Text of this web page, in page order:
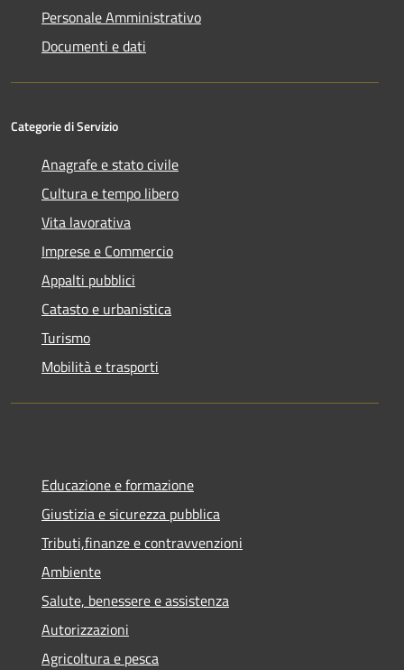
Personale Amministrativo
Documenti e dati
Categorie di Servizio
Anagrafe e stato civile
Cultura e tempo libero
Vita lavorativa
Imprese e Commercio
Appalti pubblici
Catasto e urbanistica
Turismo
Mobilità e trasporti
Educazione e formazione
Giustizia e sicurezza pubblica
Tributi,finanze e contravvenzioni
Ambiente
Salute, benessere e assistenza
Autorizzazioni
Agricoltura e pesca